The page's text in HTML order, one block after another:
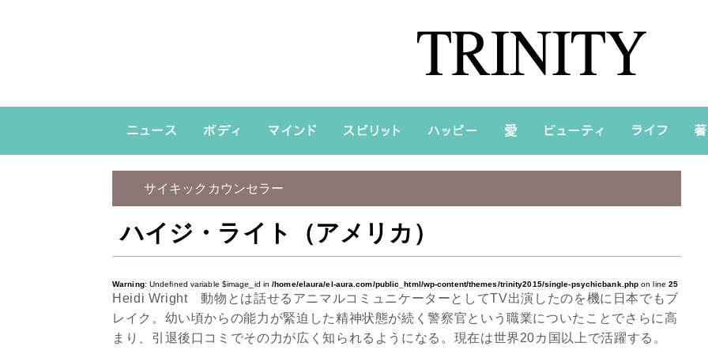
サイキックカウンセラー
ハイジ・ライト（アメリカ）
Warning: Undefined variable $image_id in/home/elaura/el-aura.com/public_html/wp-content/themes/trinity2015/single-psychicbank.php on line 25
Heidi Wright 動物とは話せるアニマルコミュニケーターとしてTV出演したのを機に日本でもブ
レイク。幼い頃からの能力が緊迫した精神状態が続く警察官という職業についたことでさらに高
まり、引退後口コミでその力が広く知られるようになる。現在は世界20カ国以上で活躍する。